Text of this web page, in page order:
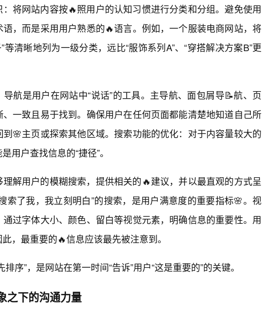
将网站内容按🔥照用户的认知习惯进行分类和分组。避免使用
，而是采用用户熟悉的🔥语言。例如，一个服装电商网站，将
”等清晰地列为一级分类，远比“服饰系列A”、“穿搭解决方案B”更
航是用户在网站中“说话”的工具。主导航、面包屑导📝航、页
一致且易于找到。确保用户在任何页面都能清楚地知道自己所
🌸主页或探索其他区域。搜索功能的优化：对于内容量较大的
用户查找信息的“捷径”。
解用户的模糊搜索，提供相关的🔥建议，并以最直观的方式呈
索了我，我立刻明白”的搜索，是用户满意度的重要指标🌸。视
过字体大小、颜色、留白等视觉元素，明确信息的重要性。用
，最重要的🔥信息应该最先被注意到。
序”，是网站在第一时间“告诉”用户“这是重要的”的关键。
之下的沟通力量